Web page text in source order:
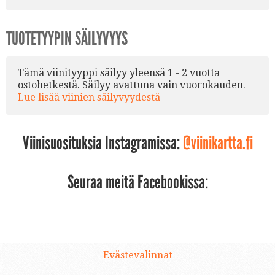
TUOTETYYPIN SÄILYVYYS
Tämä viinityyppi säilyy yleensä 1 - 2 vuotta
ostohetkestä. Säilyy avattuna vain vuorokauden.
Lue lisää viinien säilyvyydestä
Viinisuosituksia Instagramissa:@viinikartta.fi
Seuraa meitä Facebookissa:
Evästevalinnat